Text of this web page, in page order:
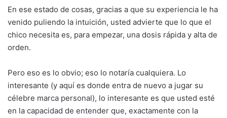
En ese estado de cosas, gracias a que su experiencia le ha
venido puliendo la intuición, usted advierte que lo que el
chico necesita es, para empezar, una dosis rápida y alta de
orden.
Pero eso es lo obvio; eso lo notaría cualquiera. Lo
interesante (y aquí es donde entra de nuevo a jugar su
célebre marca personal), lo interesante es que usted esté
en la capacidad de entender que, exactamente con la